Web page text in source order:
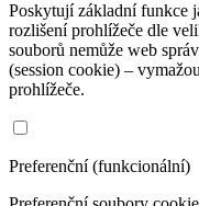
Poskytují základní funkce
rozlišení prohlížeče dle
souborů nemůže web
(session cookie) –
prohlížeče.
Preferenční (funkcionální)